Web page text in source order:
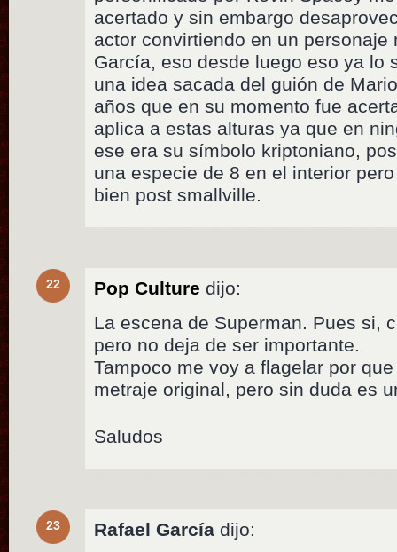
acertado y sin embargo
actor convirtiendo en un
García, eso desde luego eso ya lo
una idea sacada del guión de
años que en su momento fue
aplica a estas alturas ya que en
ese era su símbolo kriptoniano,
una especie de 8 en el interior
bien post smallville.
22 Pop Culture dijo:
La escena de Superman. Pues si,
pero no deja de ser importante.
Tampoco me voy a flagelar por
metraje original, pero sin duda es
Saludos
23 Rafael García dijo: